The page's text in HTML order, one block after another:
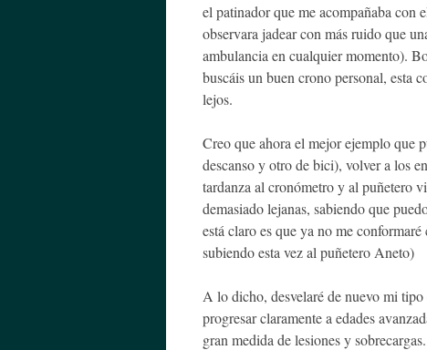
el patinador que me acompañaba con
observara jadear con más ruido que
ambulancia en cualquier momento).
buscáis un buen crono personal, esta
lejos.
Creo que ahora el mejor ejemplo que
descanso y otro de bici), volver a los
tardanza al cronómetro y al puñetero
demasiado lejanas, sabiendo que
está claro es que ya no me
subiendo esta vez al puñetero Aneto)
A lo dicho, desvelaré de nuevo mi
progresar claramente a edades
gran medida de lesiones y